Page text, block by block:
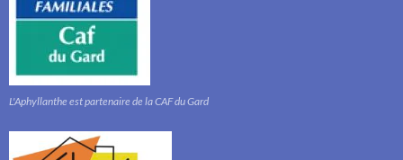
L'Aphyllanthe est partenaire de la CAF du Gard